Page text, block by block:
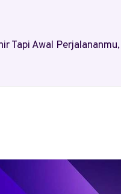
Tapi Awal